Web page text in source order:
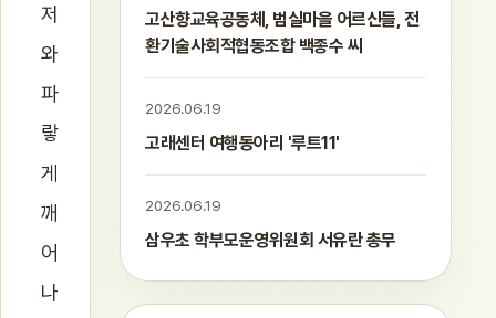
저
와
파
랗
게
깨
어
나
고산향교육공동체, 범실마을 어르신들, 전
환기술사회적협동조합 백종수 씨
2026.06.19
고래센터 여행동아리 '루트11'
2026.06.19
삼우초 학부모운영위원회 서유란 총무